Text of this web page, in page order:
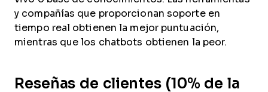
y compañías que proporcionan soporte en
tiempo real obtienen la mejor puntuación,
mientras que los chatbots obtienen la peor.
Reseñas de clientes (10% de la